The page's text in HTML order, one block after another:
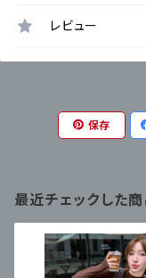
レビュー
保存
最近チェックした